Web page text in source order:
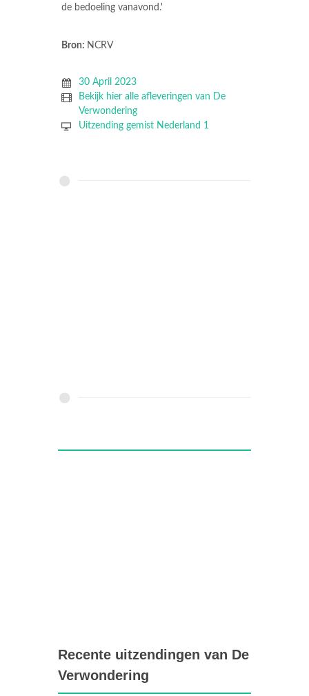
de bedoeling vanavond.'
Bron: NCRV
30 April 2023
Bekijk hier alle afleveringen van De
Verwondering
Uitzending gemist Nederland 1
Recente uitzendingen van De
Verwondering